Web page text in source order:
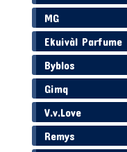
MG
Ekuivàl Parfume
Byblos
Gimq
V.v.Love
Remys